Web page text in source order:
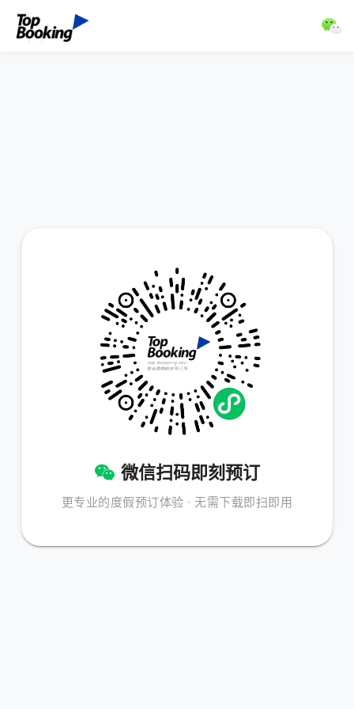
微信扫码即刻预订
更专业的度假预订体验 · 无需下载即扫即用